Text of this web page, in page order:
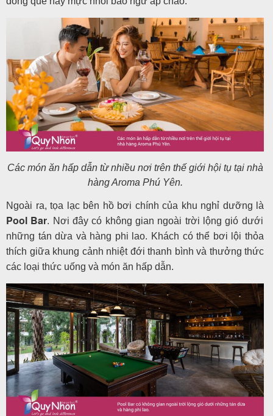
Các món ăn hấp dẫn từ nhiều nơi trên thế giới hội tụ tại nhà
hàng Aroma Phú Yên.
Ngoài ra, tọa lạc bên hồ bơi chính của khu nghỉ dưỡng là
Pool Bar. Nơi đây có không gian ngoài trời lộng gió dưới
những tán dừa và hàng phi lao. Khách có thể bơi lội thỏa
thích giữa khung cảnh nhiệt đới thanh bình và thưởng thức
các loại thức uống và món ăn hấp dẫn.